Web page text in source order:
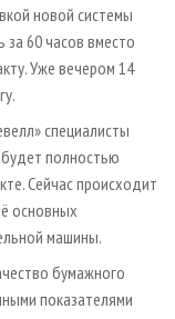
новой системы
за 60 часов вместо
Уже вечером 14
специалисты
будет полностью
Сейчас происходит
основных
машины.
бумажного
показателями